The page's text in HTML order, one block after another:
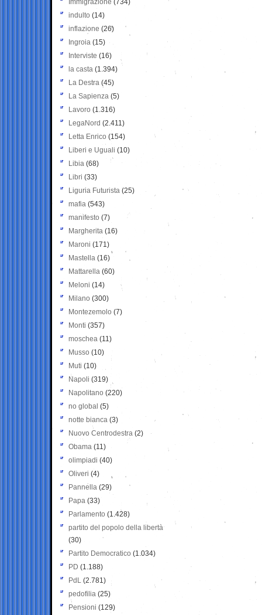
Immigrazione (734)
indulto (14)
inflazione (26)
Ingroia (15)
Interviste (16)
la casta (1.394)
La Destra (45)
La Sapienza (5)
Lavoro (1.316)
LegaNord (2.411)
Letta Enrico (154)
Liberi e Uguali (10)
Libia (68)
Libri (33)
Liguria Futurista (25)
mafia (543)
manifesto (7)
Margherita (16)
Maroni (171)
Mastella (16)
Mattarella (60)
Meloni (14)
Milano (300)
Montezemolo (7)
Monti (357)
moschea (11)
Musso (10)
Muti (10)
Napoli (319)
Napolitano (220)
no global (5)
notte bianca (3)
Nuovo Centrodestra (2)
Obama (11)
olimpiadi (40)
Oliveri (4)
Pannella (29)
Papa (33)
Parlamento (1.428)
partito del popolo della libertà
(30)
Partito Democratico (1.034)
PD (1.188)
PdL (2.781)
pedofilia (25)
Pensioni (129)